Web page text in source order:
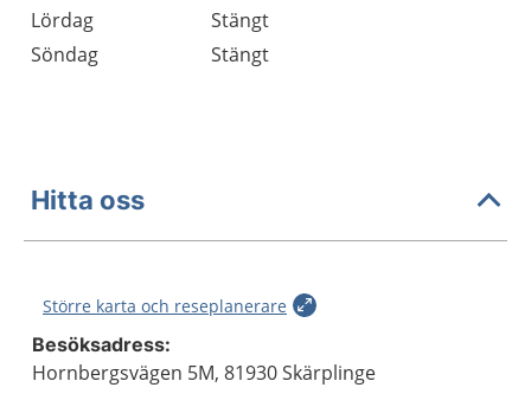
Lördag
Stängt
Söndag
Stängt
Hitta oss
Större karta och reseplanerare
Besöksadress:
Hornbergsvägen 5M, 81930 Skärplinge